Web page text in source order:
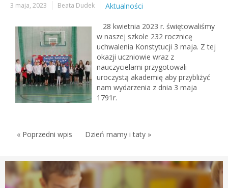
3 maja, 2023 Beata Dudek Aktualności
28 kwietnia 2023 r. świętowaliśmy
w naszej szkole 232 rocznicę
uchwalenia Konstytucji 3 maja. Z tej
okazji uczniowie wraz z
nauczycielami przygotowali
uroczystą akademię aby przybliżyć
nam wydarzenia z dnia 3 maja
1791r.
« Poprzedni wpis Dzień mamy i taty »